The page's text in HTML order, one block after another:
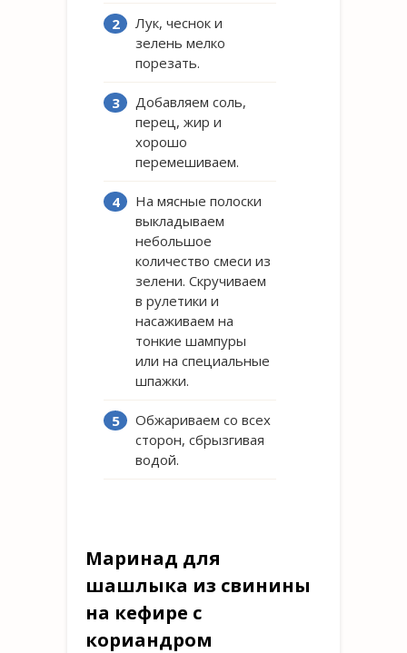
Лук, чеснок и
зелень мелко
порезать.
Добавляем соль,
перец, жир и
хорошо
перемешиваем.
На мясные полоски
выкладываем
небольшое
количество смеси из
зелени. Скручиваем
в рулетики и
насаживаем на
тонкие шампуры
или на специальные
шпажки.
Обжариваем со всех
сторон, сбрызгивая
водой.
Маринад для
шашлыка из свинины
на кефире с
кориандром